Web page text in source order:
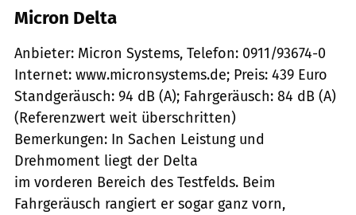
Micron Delta
Anbieter: Micron Systems, Telefon: 0911/93674-0
Internet: www.micronsystems.de; Preis: 439 Euro
Standgeräusch: 94 dB (A); Fahrgeräusch: 84 dB (A)
(Referenzwert weit überschritten)
Bemerkungen: In Sachen Leistung und
Drehmoment liegt der Delta
im vorderen Bereich des Testfelds. Beim
Fahrgeräusch rangiert er sogar ganz vorn,